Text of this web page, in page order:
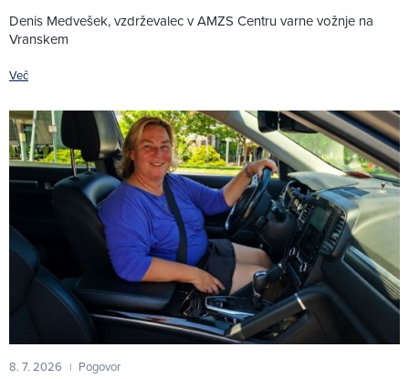
Denis Medvešek, vzdrževalec v AMZS Centru varne vožnje na
Vranskem
Več
8. 7. 2026 | Pogovor